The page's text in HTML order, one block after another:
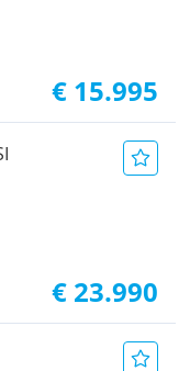
€ 15.995
€ 23.990